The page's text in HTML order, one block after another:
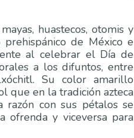
huastecos, otomis y
de México e
al celebrar el Día de
a los difuntos, entre
Su color amarillo
que en la tradición azteca
con sus pétalos se
ofrenda y viceversa para